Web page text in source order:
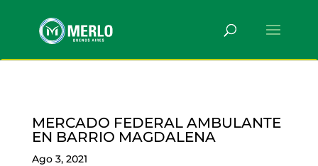
MERCADO FEDERAL AMBULANTE
EN BARRIO MAGDALENA
Ago 3, 2021